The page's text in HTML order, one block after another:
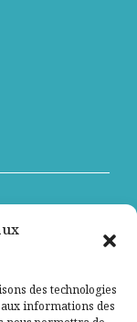
des technologies
aux informations des